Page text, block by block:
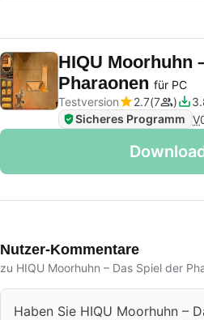
HIQU Moorhuhn
Pharaonen für PC
Testversion
2.7 7
Sicheres Programm V
Nutzer-Kommentare
zu HIQU Moorhuhn – Das Spiel der
Haben Sie HIQU Moorhuhn –